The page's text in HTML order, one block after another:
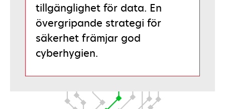
tillgänglighet för data. En
övergripande strategi för
säkerhet främjar god
cyberhygien.